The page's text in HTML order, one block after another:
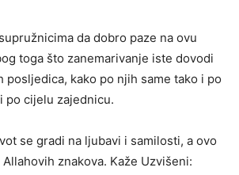
da dobro paze na ovu
toga što zanemarivanje iste dovodi
posljedica, kako po njih same tako i po
po cijelu zajednicu.
se gradi na ljubavi i samilosti, a ovo
znakova. Kaže Uzvišeni: